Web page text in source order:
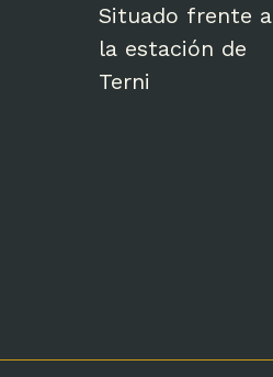
Situado frente a
la estación de
Terni